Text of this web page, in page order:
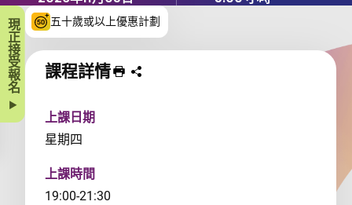
現正接受報名 課程詳情 列印 課程
分享課程至
五十歲或以上優惠計劃
上課日期
星期四
上課時間
19:00-21:30